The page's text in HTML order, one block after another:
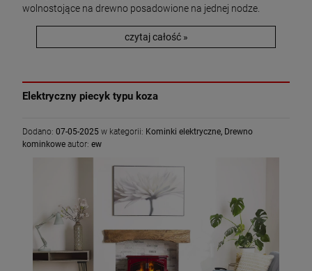
wolnostojące na drewno posadowione na jednej nodze.
czytaj całość »
Elektryczny piecyk typu koza
Dodano: 07-05-2025 w kategorii: Kominki elektryczne, Drewno
kominkowe autor: ew